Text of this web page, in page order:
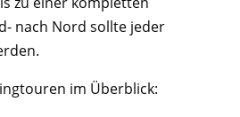
nach Nord sollte jeder
im Überblick: